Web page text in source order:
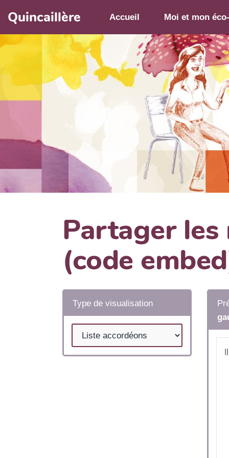
Aller au contenu principal
Quincaillère Accueil Moi et mon
Partager
(code
Type de visualisation